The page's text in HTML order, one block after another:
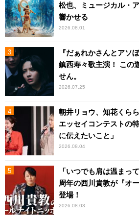
松也、ミュージカル・
響かせる
2026.08.01
『だぁれかさんとアソ
鎮西寿々歌主演！ この
せん。
2026.07.25
朝井リョウ、知花くら
エッセイコンテストの
に伝えたいこと」
2026.08.04
「いつでも肩は温まっ
周年の西川貴教が『オ
登場！
2026.08.03